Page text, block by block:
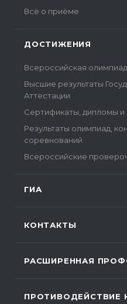
Всё о приёме
ДОСТИЖЕНИЯ
Всероссийская
Высшие результаты
Аттестации
Сертификаты, дипломы и
Результаты олимпиад,
соревнований
Всероссийские
ГИА
КОНТАКТЫ
РАСШИРЕННАЯ
ПРОТИВОДЕЙСТВИЕ